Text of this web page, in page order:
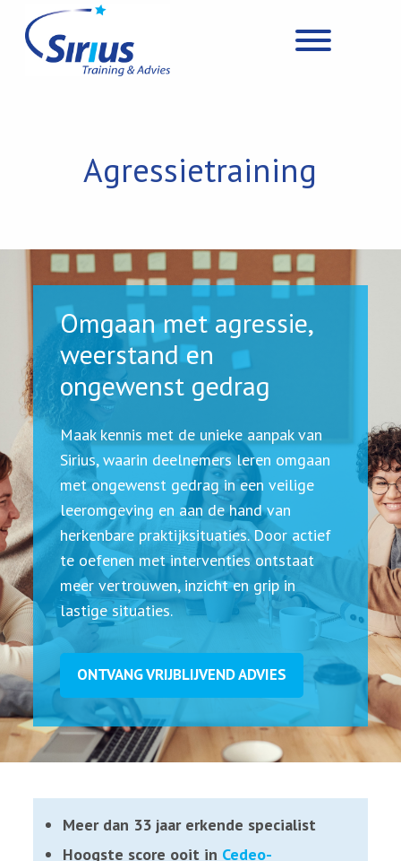
Agressietraining
Omgaan met agressie,
weerstand en
ongewenst gedrag
Maak kennis met de unieke aanpak van
Sirius, waarin deelnemers leren omgaan
met ongewenst gedrag in een veilige
leeromgeving en aan de hand van
herkenbare praktijksituaties. Door actief
te oefenen met interventies ontstaat
meer vertrouwen, inzicht en grip in
lastige situaties.
ONTVANG VRIJBLIJVEND ADVIES
Meer dan 33 jaar erkende specialist
Hoogste score ooit in Cedeo-